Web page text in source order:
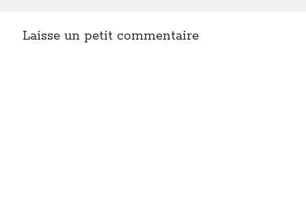
Laisse un petit commentaire